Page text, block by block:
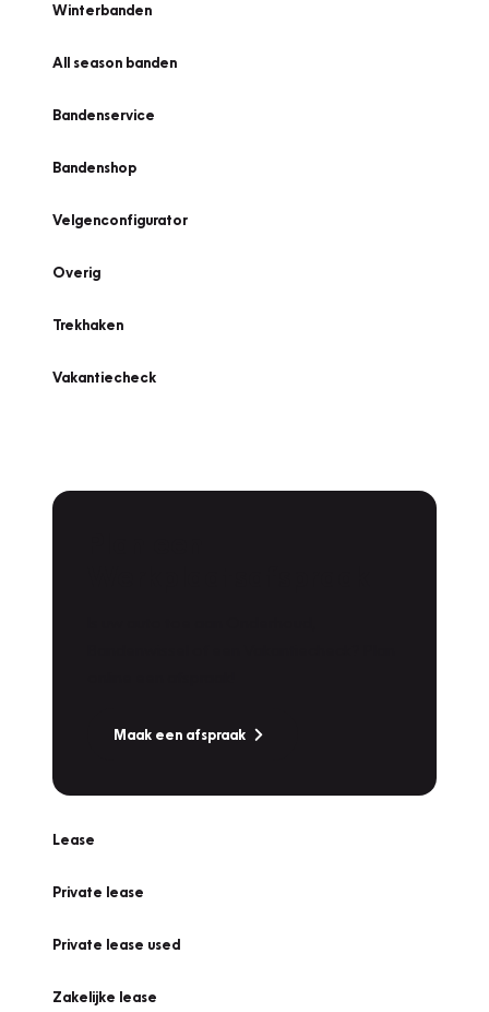
Winterbanden
All season banden
Bandenservice
Bandenshop
Velgenconfigurator
Overig
Trekhaken
Vakantiecheck
Maak een afspraak
Lease
Private lease
Private lease used
Zakelijke lease